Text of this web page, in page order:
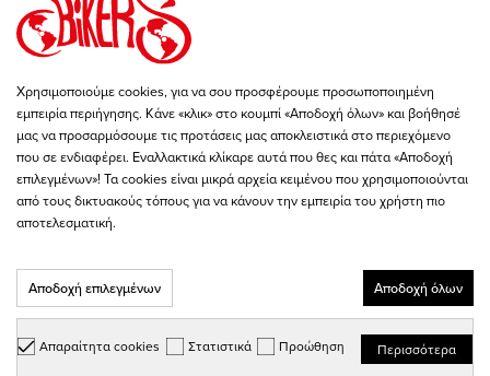
Πειραιώς 86, Αθήνα
+30 210 342 4454
Δευ - Παρ: 09:00 - 19:00
Σαβ: 10:00 - 15:00
store@bikers-world.gr
ΑΦΜ: 802835511
Αριθμός Γ.Ε.ΜΗ. 183646801000
Copyright © 2026 - BIKER'S WORLD - All Rights Reserved
Designed & Developed with Keyvos by info cube
Χρησιμοποιούμε cookies, για να σου προσφέρουμε προσωποποιημένη
εμπειρία περιήγησης. Κάνε «κλικ» στο κουμπί «Αποδοχή όλων» και βοήθησέ
μας να προσαρμόσουμε τις προτάσεις μας αποκλειστικά στο περιεχόμενο
που σε ενδιαφέρει. Εναλλακτικά κλίκαρε αυτά που θες και πάτα «Αποδοχή
επιλεγμένων»! Τα cookies είναι μικρά αρχεία κειμένου που χρησιμοποιούνται
από τους δικτυακούς τόπους για να κάνουν την εμπειρία του χρήστη πιο
αποτελεσματική.
Αποδοχή επιλεγμένων Αποδοχή όλων
Απαραίτητα cookies Στατιστικά Προώθηση Περισσότερα
Επιλογή Μάρκας...